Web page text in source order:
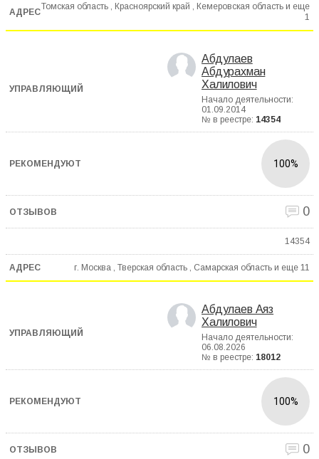
Томская область , Красноярский край , Кемеровская область и еще
1
Абдулаев
Абдурахман
Халилович
Начало деятельности:
01.09.2014
№ в реестре: 14354
100%
0
14354
г. Москва , Тверская область , Самарская область и еще 11
Абдулаев Аяз
Халилович
Начало деятельности:
06.08.2026
№ в реестре: 18012
100%
0